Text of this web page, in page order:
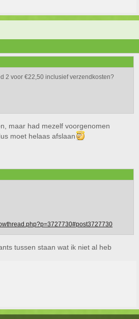
2 voor €22,50 inclusief verzendkosten?
maar had mezelf voorgenomen
moet helaas afslaan
tussen staan wat ik niet al heb